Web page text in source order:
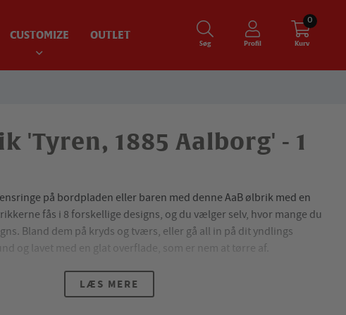
CUSTOMIZE OUTLET
Søg Profil Kurv
0
'Tyren, 1885 Aalborg' - 1
på bordpladen eller baren med denne AaB ølbrik med en
fås i 8 forskellige designs, og du vælger selv, hvor mange du
Bland dem på kryds og tværs, eller gå all in på dit yndlings
og lavet med en glat overflade, som er nem at tørre af.
LÆS MERE